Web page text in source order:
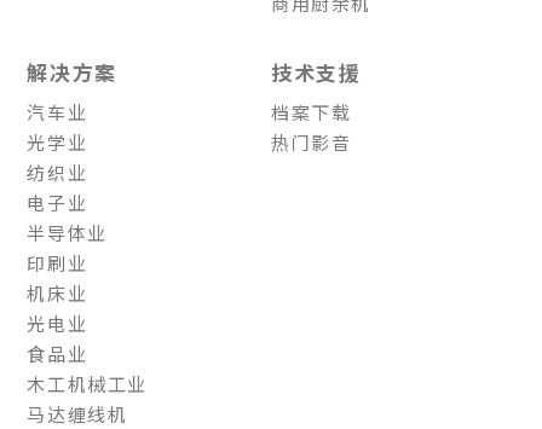
解决方案
汽车业
光学业
纺织业
电子业
半导体业
印刷业
机床业
光电业
食品业
木工机械工业
马达缠线机
技术支援
档案下载
热门影音